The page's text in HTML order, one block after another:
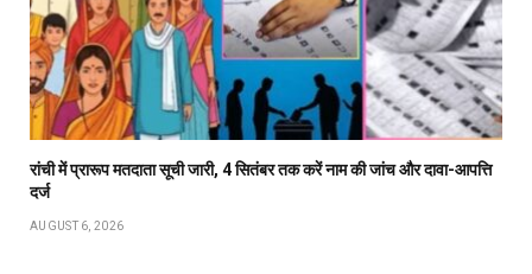
रांची में प्रारूप मतदाता सूची जारी, 4 सितंबर तक करें नाम की जांच और दावा-आपत्ति
दर्ज
AUGUST 6, 2026